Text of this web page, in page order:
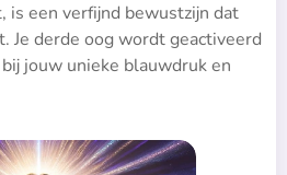
is een verfijnd bewustzijn dat
Je derde oog wordt geactiveerd
jouw unieke blauwdruk en